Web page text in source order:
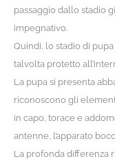
passaggio dallo stadio
impegnativo.
Quindi, lo stadio di
talvolta protetto
La pupa si presenta
riconoscono gli
in capo, torace e
antenne, l’apparato
La profonda differenza